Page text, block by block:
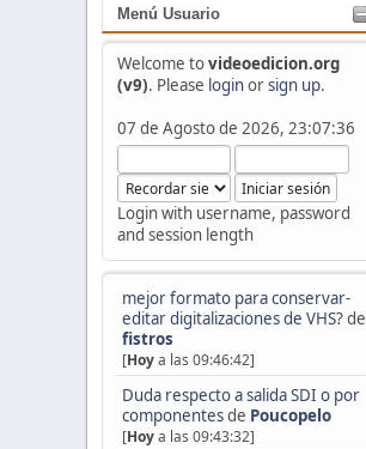
Menú Usuario
Welcome tovideoedicion.org
(v9). Please loginorsign up.
07 de Agosto de 2026, 23:07:36
Login with username, password
and session length
mejor formato para conservar-
editar digitalizaciones de VHS?de
fistros
[Hoya las 09:46:42]
Duda respecto a salida SDI o por
componentesde Poucopelo
[Hoya las 09:43:32]